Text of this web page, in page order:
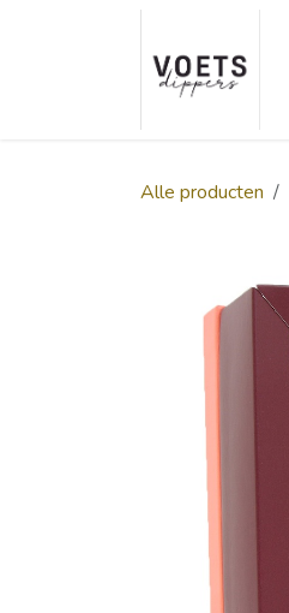
Overslaan naar inhoud
Alle producten